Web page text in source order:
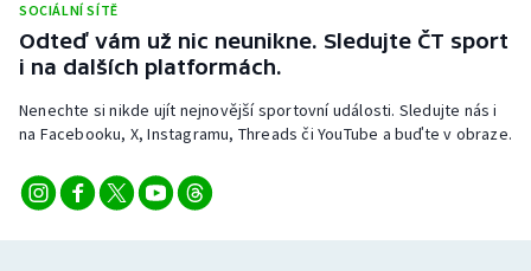
Triatlon
Vodní slalom
Volejbal
SOCIÁLNÍ SÍTĚ
Odteď vám už nic neunikne. Sledujte ČT sport
i na dalších platformách.
Nenechte si nikde ujít nejnovější sportovní události. Sledujte nás i
na Facebooku, X, Instagramu, Threads či YouTube a buďte v obraze.